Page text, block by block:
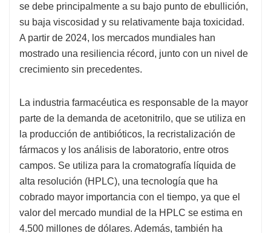
se debe principalmente a su bajo punto de ebullición,
su baja viscosidad y su relativamente baja toxicidad.
A partir de 2024, los mercados mundiales han
mostrado una resiliencia récord, junto con un nivel de
crecimiento sin precedentes.
La industria farmacéutica es responsable de la mayor
parte de la demanda de acetonitrilo, que se utiliza en
la producción de antibióticos, la recristalización de
fármacos y los análisis de laboratorio, entre otros
campos. Se utiliza para la cromatografía líquida de
alta resolución (HPLC), una tecnología que ha
cobrado mayor importancia con el tiempo, ya que el
valor del mercado mundial de la HPLC se estima en
4.500 millones de dólares. Además, también ha